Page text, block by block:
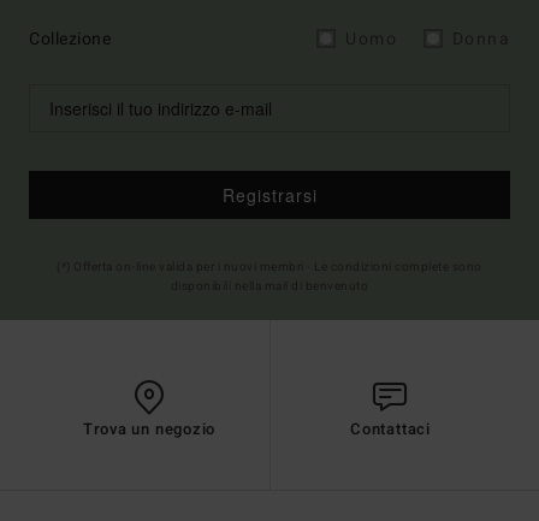
Collezione
Registrarsi
Trova un negozio Contattaci